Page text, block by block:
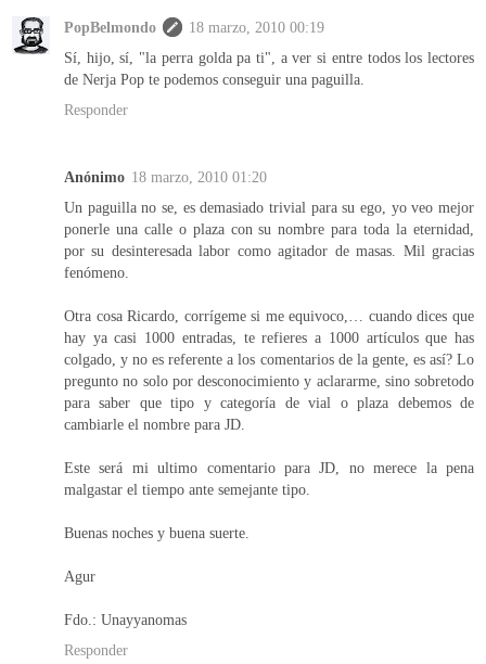
PopBelmondo
18 marzo, 2010 00:19
Sí, hijo, sí, "la perra golda pa ti", a ver si entre todos los lectores
de Nerja Pop te podemos conseguir una paguilla.
Responder
Anónimo 18 marzo, 2010 01:20
Un paguilla no se, es demasiado trivial para su ego, yo veo mejor
ponerle una calle o plaza con su nombre para toda la eternidad,
por su desinteresada labor como agitador de masas. Mil gracias
fenómeno.
Otra cosa Ricardo, corrígeme si me equivoco,… cuando dices que
hay ya casi 1000 entradas, te refieres a 1000 artículos que has
colgado, y no es referente a los comentarios de la gente, es así? Lo
pregunto no solo por desconocimiento y aclararme, sino sobretodo
para saber que tipo y categoría de vial o plaza debemos de
cambiarle el nombre para JD.
Este será mi ultimo comentario para JD, no merece la pena
malgastar el tiempo ante semejante tipo.
Buenas noches y buena suerte.
Agur
Fdo.: Unayyanomas
Responder